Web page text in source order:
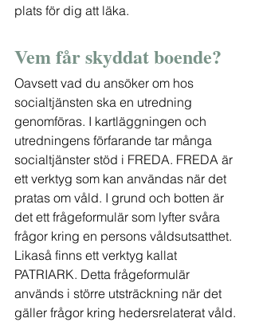
plats för dig att läka.
Vem får skyddat boende?
Oavsett vad du ansöker om hos
socialtjänsten ska en utredning
genomföras. I kartläggningen och
utredningens förfarande tar många
socialtjänster stöd i FREDA. FREDA är
ett verktyg som kan användas när det
pratas om våld. I grund och botten är
det ett frågeformulär som lyfter svåra
frågor kring en persons våldsutsatthet.
Likaså finns ett verktyg kallat
PATRIARK. Detta frågeformulär
används i större utsträckning när det
gäller frågor kring hedersrelaterat våld.